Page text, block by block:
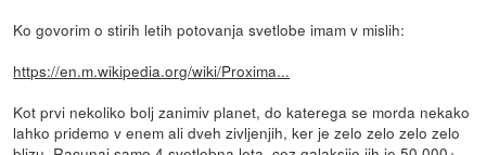
Ko govorim o stirih letih potovanja svetlobe imam v mislih:
https://en.m.wikipedia.org/wiki/Proxima...
Kot prvi nekoliko bolj zanimiv planet, do katerega se morda nekako
lahko pridemo v enem ali dveh zivljenjih, ker je zelo zelo zelo zelo